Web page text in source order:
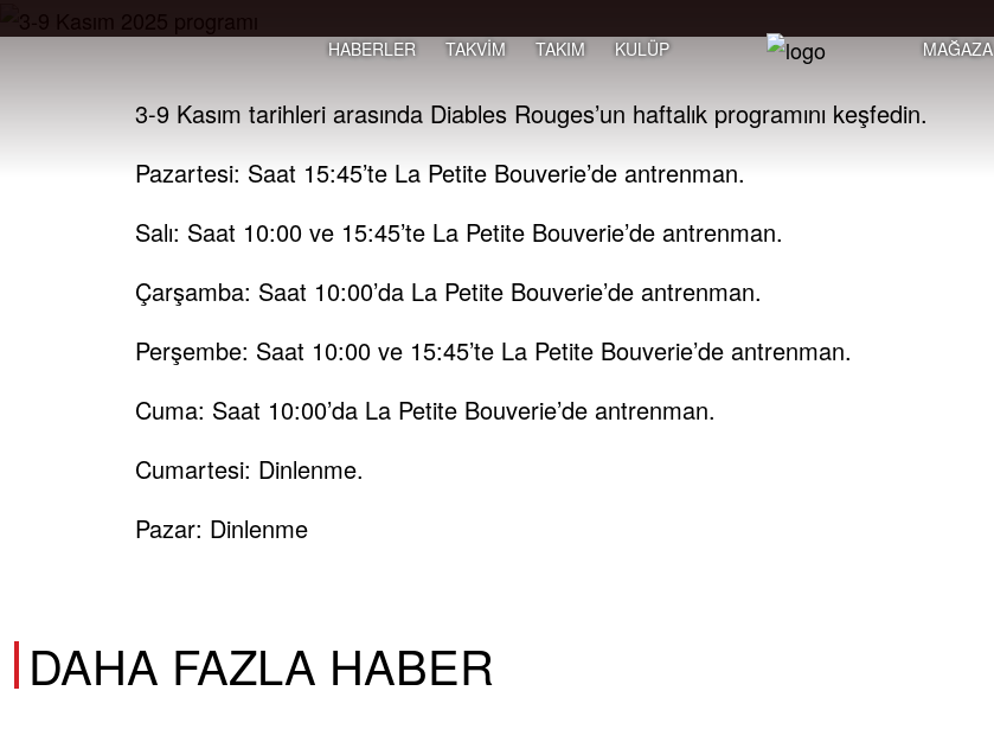
HABERLER TAKVİM TAKIM KULÜP MAĞAZA
3-9 Kasım tarihleri arasında Diables Rouges’un haftalık programını keşfedin.
Pazartesi: Saat 15:45’te La Petite Bouverie’de antrenman.
Salı: Saat 10:00 ve 15:45’te La Petite Bouverie’de antrenman.
Çarşamba: Saat 10:00’da La Petite Bouverie’de antrenman.
Perşembe: Saat 10:00 ve 15:45’te La Petite Bouverie’de antrenman.
Cuma: Saat 10:00’da La Petite Bouverie’de antrenman.
Cumartesi: Dinlenme.
Pazar: Dinlenme
DAHA FAZLA HABER